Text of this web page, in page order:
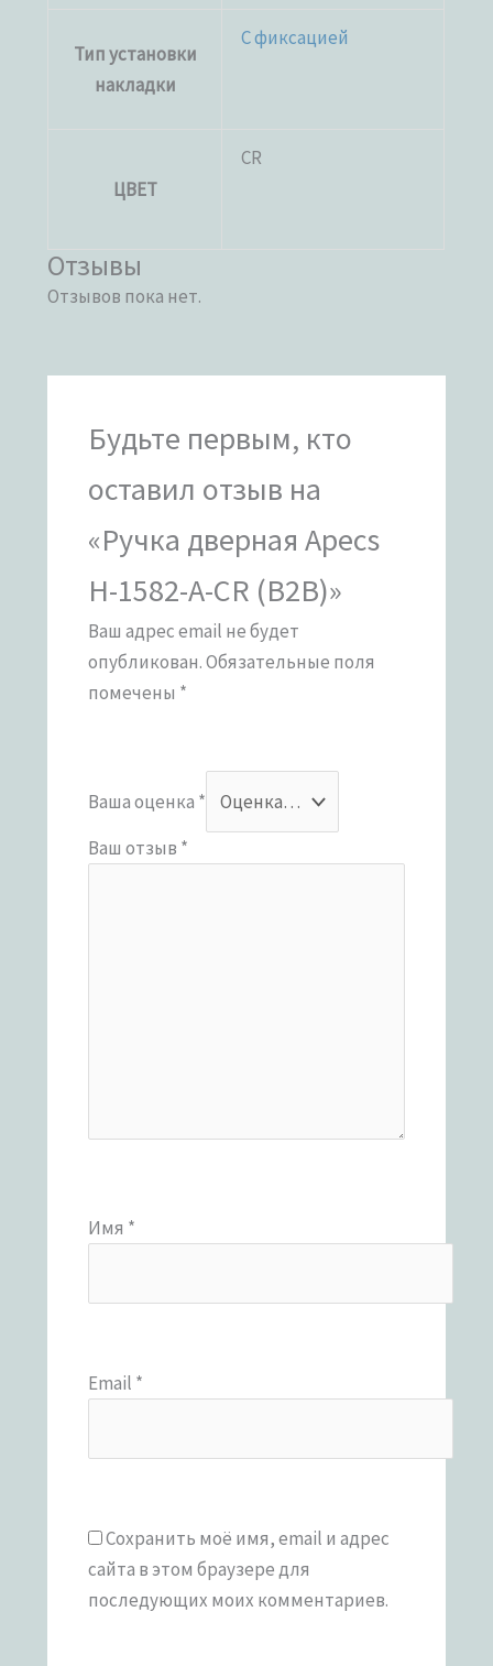
Тип установки
накладки
С фиксацией
ЦВЕТ
CR
Отзывы
Отзывов пока нет.
Будьте первым, кто
оставил отзыв на
«Ручка дверная Apecs
H-1582-A-CR (B2B)»
Ваш адрес email не будет
опубликован.Обязательные поля
помечены *
Ваша оценка *
Ваш отзыв *
Имя *
Email *
Сохранить моё имя, email и адрес
сайта в этом браузере для
последующих моих комментариев.